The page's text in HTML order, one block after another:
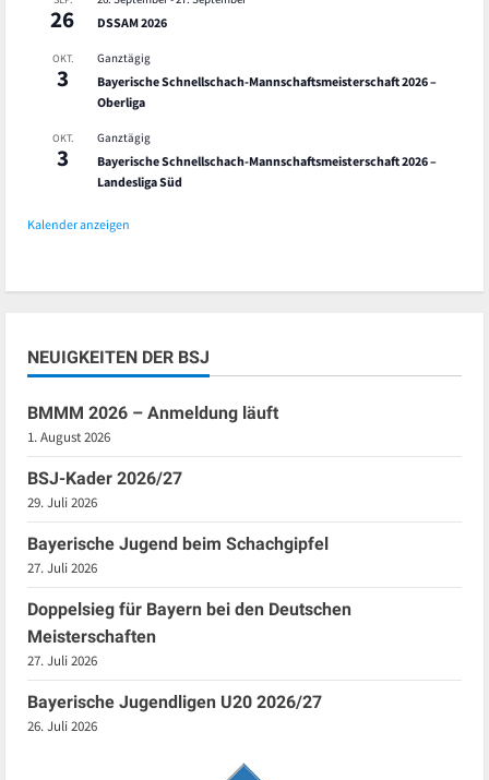
26 DSSAM 2026
OKT.
3
Ganztägig
Bayerische Schnellschach-Mannschaftsmeisterschaft 2026 –
Oberliga
OKT.
3
Ganztägig
Bayerische Schnellschach-Mannschaftsmeisterschaft 2026 –
Landesliga Süd
Kalender anzeigen
NEUIGKEITEN DER BSJ
BMMM 2026 – Anmeldung läuft
1. August 2026
BSJ-Kader 2026/27
29. Juli 2026
Bayerische Jugend beim Schachgipfel
27. Juli 2026
Doppelsieg für Bayern bei den Deutschen
Meisterschaften
27. Juli 2026
Bayerische Jugendligen U20 2026/27
26. Juli 2026